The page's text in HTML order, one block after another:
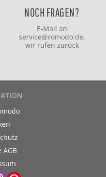
NOCH FRAGEN?
E-Mail an
service@romodo.de,
wir rufen zurück
AGB